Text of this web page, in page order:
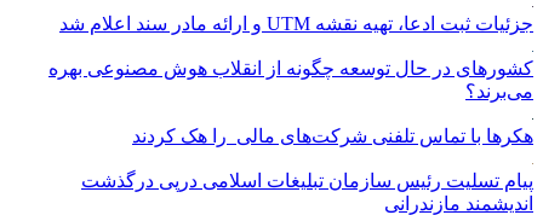
جزئیات ثبت ادعا، تهیه نقشه UTM و ارائه مادر سند اعلام شد
کشورهای در حال توسعه چگونه از انقلاب هوش مصنوعی بهره
می‌برند؟
هکرها با تماس تلفنی شرکت‌های مالی را هک کردند
پیام تسلیت رئیس سازمان تبلیغات اسلامی درپی درگذشت
اندیشمند مازندرانی